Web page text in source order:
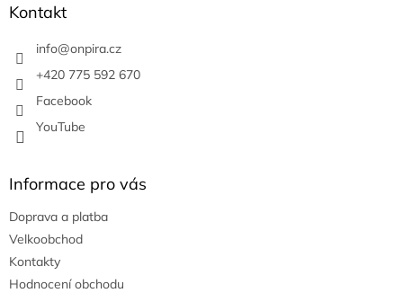
Kontakt
info@onpira.cz
+420 775 592 670
Facebook
YouTube
Informace pro vás
Doprava a platba
Velkoobchod
Kontakty
Hodnocení obchodu